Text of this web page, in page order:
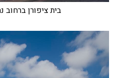
בית ציפורן ברחוב